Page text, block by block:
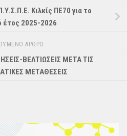
Κιλκίς ΠΕ70 για το
έτος 2025-2026
ΆΡΘΡΟ
ΒΕΛΤΙΩΣΕΙΣ ΜΕΤΑ ΤΙΣ
ΜΕΤΑΘΕΣΕΙΣ